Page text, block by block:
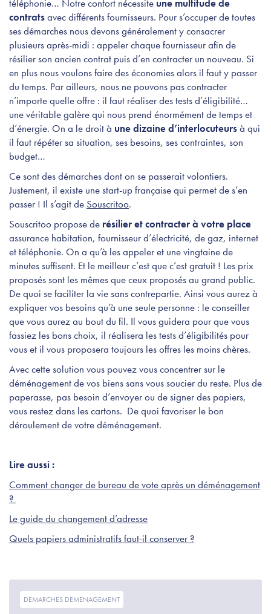
téléphonie… Notre confort nécessite une multitude de
contratsavec différents fournisseurs. Pour s’occuper de toutes
ses démarches nous devons généralement y consacrer
plusieurs après-midi : appeler chaque fournisseur afin de
résilier son ancien contrat puis d’en contracter un nouveau. Si
en plus nous voulons faire des économies alors il faut y passer
du temps. Par ailleurs, nous ne pouvons pas contracter
n’importe quelle offre : il faut réaliser des tests d’éligibilité…
une véritable galère qui nous prend énormément de temps et
d’énergie. On a le droit à une dizaine d’interlocuteursà qui
il faut répéter sa situation, ses besoins, ses contraintes, son
budget…
Ce sont des démarches dont on se passerait volontiers.
Justement, il existe une start-up française qui permet de s’en
passer ! Il s’agit de Souscritoo.
Souscritoo propose de résilier et contracter à votre place
assurance habitation, fournisseur d’électricité, de gaz, internet
et téléphonie. On a qu’à les appeler et une vingtaine de
minutes suffisent. Et le meilleur c’est que c’est gratuit ! Les prix
proposés sont les mêmes que ceux proposés au grand public.
De quoi se faciliter la vie sans contrepartie. Ainsi vous aurez à
expliquer vos besoins qu’à une seule personne : le conseiller
que vous aurez au bout du fil. Il vous guidera pour que vous
fassiez les bons choix, il réalisera les tests d’éligibilités pour
vous et il vous proposera toujours les offres les moins chères.
Avec cette solution vous pouvez vous concentrer sur le
déménagement de vos biens sans vous soucier du reste. Plus de
paperasse, pas besoin d’envoyer ou de signer des papiers,
vous restez dans les cartons. De quoi favoriser le bon
déroulement de votre déménagement.
Lire aussi :
Comment changer de bureau de vote après un déménagement
?
Le guide du changement d’adresse
Quels papiers administratifs faut-il conserver ?
DEMARCHES DEMENAGEMENT